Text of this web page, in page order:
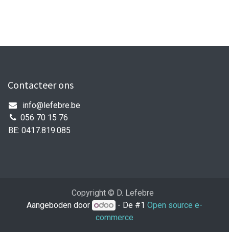
Contacteer ons
info@lefebre.be
056 70 15 76
BE: 0417.819.085
Copyright © D. Lefebre
Aangeboden door
- De #1Open source e-
commerce